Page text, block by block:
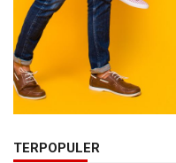
TERPOPULER